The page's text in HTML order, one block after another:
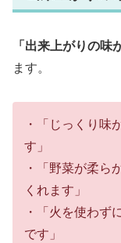
「出来上がりの味
ます。
・「じっくり味
す」
・「野菜が柔ら
くれます」
・「火を使わず
です」